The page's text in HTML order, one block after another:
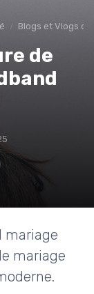
Blogs et Vlogs
de
mariage
mariage